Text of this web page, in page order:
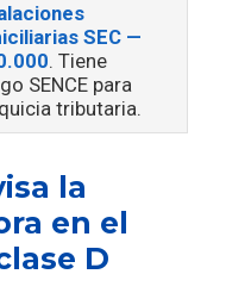
SEC —
. Tiene
SENCE para
tributaria.
la
en el
D